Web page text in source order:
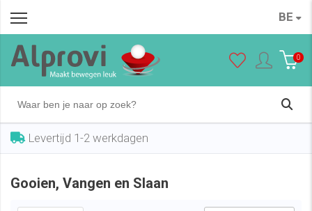
BE
0
Levertijd 1-2 werkdagen
Gooien, Vangen en Slaan